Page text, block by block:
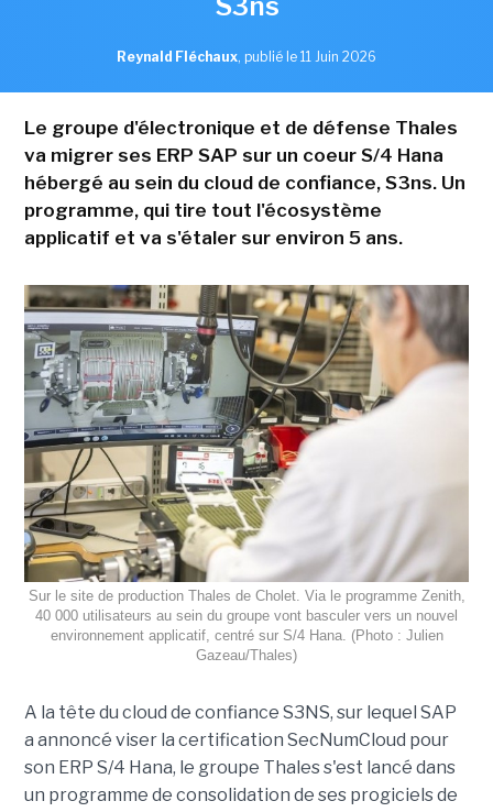
S3ns
Reynald Fléchaux, publié le 11 Juin 2026
Le groupe d'électronique et de défense Thales
va migrer ses ERP SAP sur un coeur S/4 Hana
hébergé au sein du cloud de confiance, S3ns. Un
programme, qui tire tout l'écosystème
applicatif et va s'étaler sur environ 5 ans.
Sur le site de production Thales de Cholet. Via le programme Zenith,
40 000 utilisateurs au sein du groupe vont basculer vers un nouvel
environnement applicatif, centré sur S/4 Hana. (Photo : Julien
Gazeau/Thales)
A la tête du cloud de confiance S3NS, sur lequel SAP
a annoncé viser la certification SecNumCloud pour
son ERP S/4 Hana, le groupe Thales s'est lancé dans
un programme de consolidation de ses progiciels de